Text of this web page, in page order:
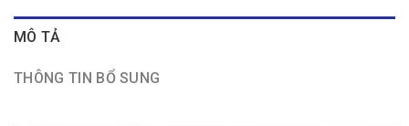
MÔ TẢ
THÔNG TIN BỔ SUNG